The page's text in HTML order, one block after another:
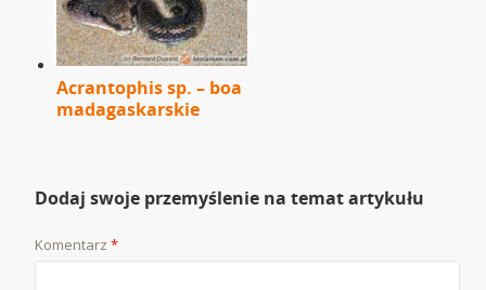
Acrantophis sp. – boa
madagaskarskie
Dodaj swoje przemyślenie na temat artykułu
Komentarz*